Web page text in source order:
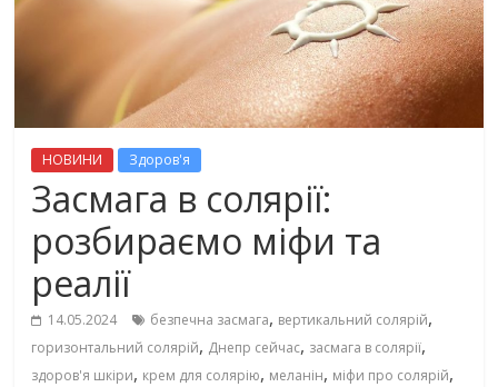
НОВИНИ Здоров'я
Засмага в солярії:
розбираємо міфи та
реалії
14.05.2024 безпечна засмага, вертикальний солярій,
горизонтальний солярій, Днепр сейчас, засмага в солярії,
здоров'я шкіри, крем для солярію, меланін, міфи про солярій,